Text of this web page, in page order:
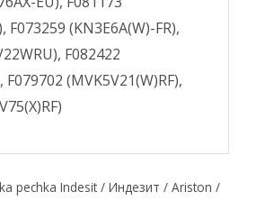
pechka Indesit / Индезит / Ariston /